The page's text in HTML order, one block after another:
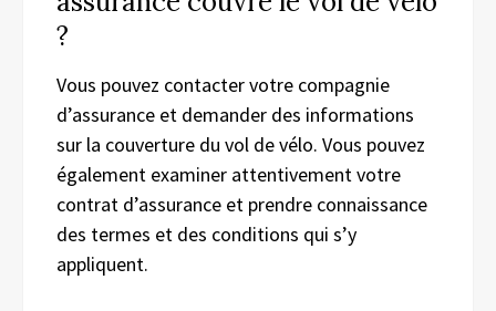
?
Vous pouvez contacter votre compagnie
d’assurance et demander des informations
sur la couverture du vol de vélo. Vous pouvez
également examiner attentivement votre
contrat d’assurance et prendre connaissance
des termes et des conditions qui s’y
appliquent.